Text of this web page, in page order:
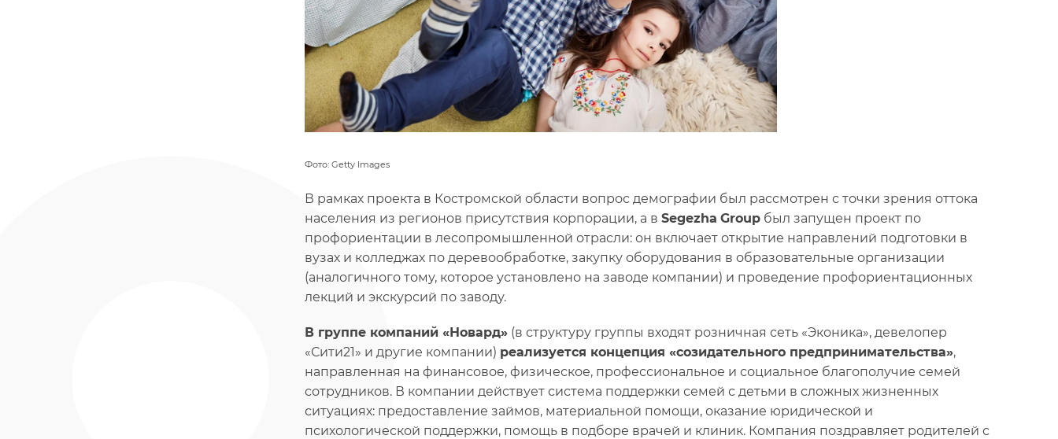
Фото: Getty Images
В рамках проекта в Костромской области вопрос демографии был рассмотрен с точки зрения оттока
населения из регионов присутствия корпорации, а в Segezha Group был запущен проект по
профориентации в лесопромышленной отрасли: он включает открытие направлений подготовки в
вузах и колледжах по деревообработке, закупку оборудования в образовательные организации
(аналогичного тому, которое установлено на заводе компании) и проведение профориентационных
лекций и экскурсий по заводу.
В группе компаний «Новард» (в структуру группы входят розничная сеть «Эконика», девелопер
«Сити21» и другие компании) реализуется концепция «созидательного предпринимательства»,
направленная на финансовое, физическое, профессиональное и социальное благополучие семей
сотрудников. В компании действует система поддержки семей с детьми в сложных жизненных
ситуациях: предоставление займов, материальной помощи, оказание юридической и
психологической поддержки, помощь в подборе врачей и клиник. Компания поздравляет родителей с